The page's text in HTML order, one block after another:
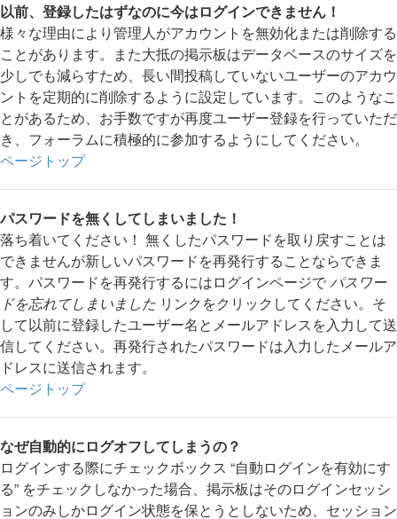
以前、登録したはずなのに今はログインできません！
様々な理由により管理人がアカウントを無効化または削除する
ことがあります。また大抵の掲示板はデータベースのサイズを
少しでも減らすため、長い間投稿していないユーザーのアカウ
ントを定期的に削除するように設定しています。このようなこ
とがあるため、お手数ですが再度ユーザー登録を行っていただ
き、フォーラムに積極的に参加するようにしてください。
ページトップ
パスワードを無くしてしまいました！
落ち着いてください！ 無くしたパスワードを取り戻すことは
できませんが新しいパスワードを再発行することならできま
す。パスワードを再発行するにはログインページでパスワー
ドを忘れてしまいました リンクをクリックしてください。そ
して以前に登録したユーザー名とメールアドレスを入力して送
信してください。再発行されたパスワードは入力したメールア
ドレスに送信されます。
ページトップ
なぜ自動的にログオフしてしまうの？
ログインする際にチェックボックス “自動ログインを有効にす
る” をチェックしなかった場合、掲示板はそのログインセッシ
ョンのみしかログイン状態を保とうとしないため、セッション